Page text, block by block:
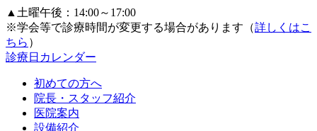
▲土曜午後：14:00～17:00
※学会等で診療時間が変更する場合があります（詳しくはこ
ちら ）
診療日カレンダー
初めての方へ
院長・スタッフ紹介
医院案内
設備紹介